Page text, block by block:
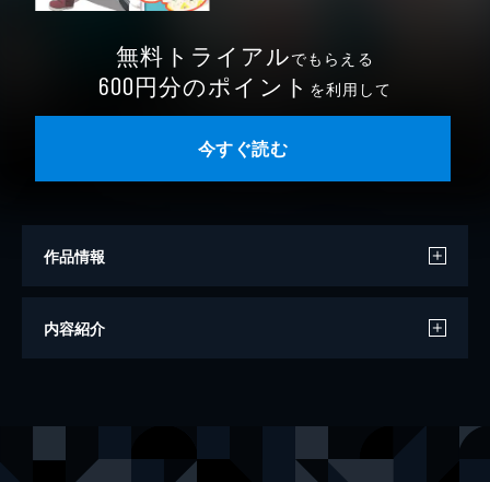
無料トライアルでもらえる
600円分のポイント を利用して
今すぐ読む
作品情報
原作
内容紹介